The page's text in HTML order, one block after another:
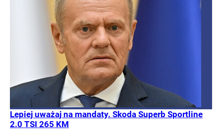
Lepiej uważaj na mandaty. Skoda Superb Sportline
2.0 TSI 265 KM